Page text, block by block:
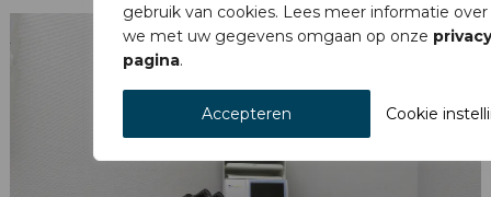
gebruik van cookies. Lees meer informatie
we met uw gegevens omgaan op onze
pagina.
Cookie
Accepteren